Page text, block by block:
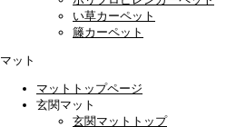
い草カーペット
籐カーペット
マット
マットトップページ
玄関マット
玄関マットトップ